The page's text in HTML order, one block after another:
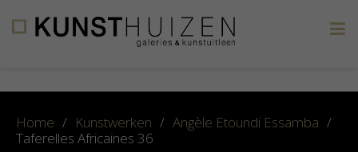
Home / Kunstwerken / Angèle Etoundi Essamba /
Taferelles Africaines 36